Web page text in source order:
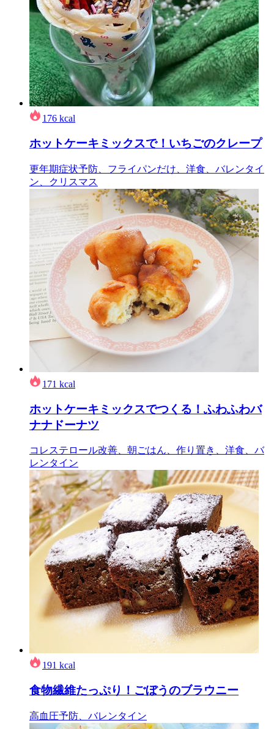
176 kcal
ホットケーキミックスで！いちごのクレープ
更年期症状予防、フライパンだけ、洋食、バレンタイ
ン、クリスマス
171 kcal
ホットケーキミックスでつくる！ふわふわバ
ナナドーナツ
コレステロール改善、朝ごはん、作り置き、洋食、バ
レンタイン
191 kcal
食物繊維たっぷり！ごぼうのブラウニー
高血圧予防、バレンタイン